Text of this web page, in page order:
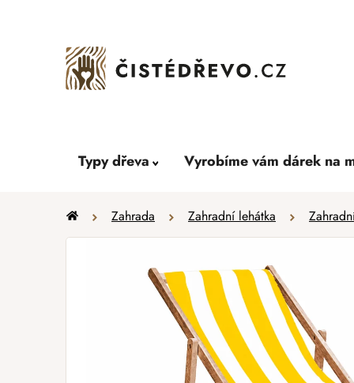
Typy dřeva Vyrobíme vám dárek na
Domů Zahrada Zahradní lehátka